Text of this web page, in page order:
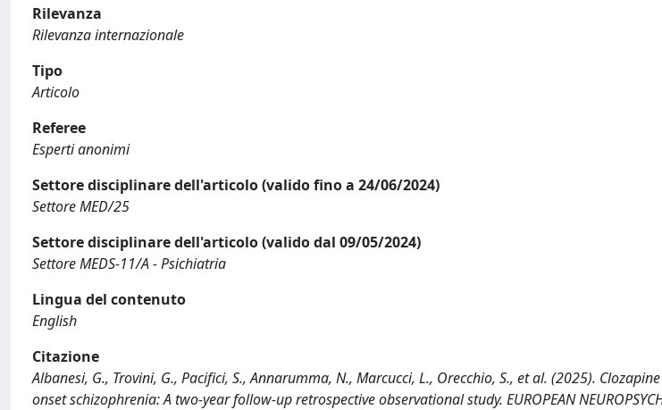
Rilevanza
Rilevanza internazionale
Tipo
Articolo
Referee
Esperti anonimi
Settore disciplinare dell'articolo (valido fino a 24/06/2024)
Settore MED/25
Settore disciplinare dell'articolo (valido dal 09/05/2024)
Settore MEDS-11/A - Psichiatria
Lingua del contenuto
English
Citazione
Albanesi, G., Trovini, G., Pacifici, S., Annarumma, N., Marcucci, L., Orecchio, S., et al. (2025).
onset schizophrenia: A two-year follow-up retrospective observational study. EUROPEAN